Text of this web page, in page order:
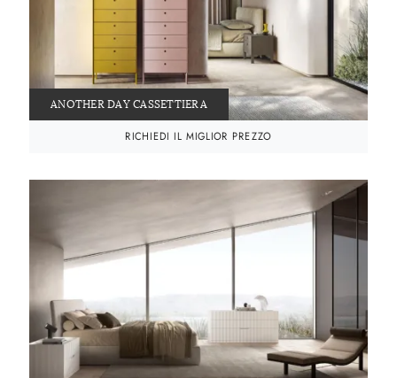
ANOTHER DAY CASSETTIERA
RICHIEDI IL MIGLIOR PREZZO